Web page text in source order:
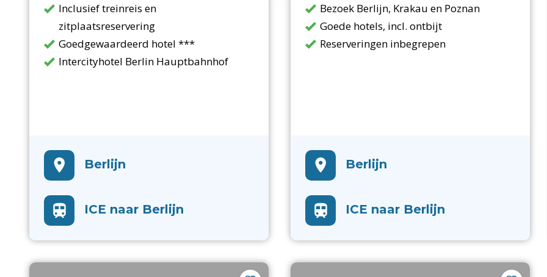
Inclusief treinreis en
zitplaatsreservering
Goedgewaardeerd hotel ***
Intercityhotel Berlin Hauptbahnhof
Berlijn
ICE naar Berlijn
Bezoek Berlijn, Krakau en Poznan
Goede hotels, incl. ontbijt
Reserveringen inbegrepen
Berlijn
ICE naar Berlijn